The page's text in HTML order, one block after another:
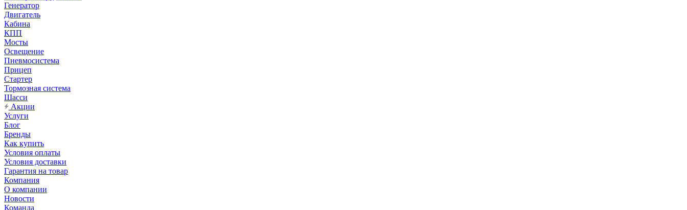
Генератор
Двигатель
Кабина
КПП
Мосты
Освещение
Пневмосистема
Прицеп
Стартер
Тормозная система
Шасси
Акции
Услуги
Блог
Бренды
Как купить
Условия оплаты
Условия доставки
Гарантия на товар
Компания
О компании
Новости
Команда